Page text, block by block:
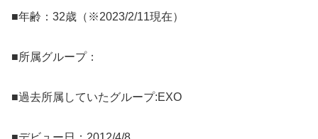
■年齢：32歳（※2023/2/11現在）
■所属グループ：
■過去所属していたグループ:EXO